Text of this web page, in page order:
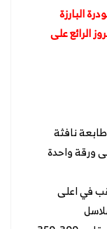
البارزة
الرائع على
نافثة
ورقة واحدة
في اعلى